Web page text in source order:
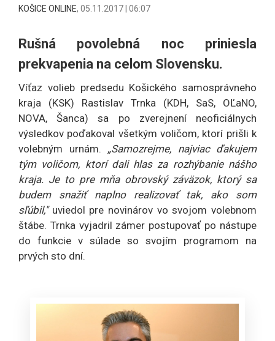
KOŠICE ONLINE, 05.11.2017 | 06:07
Rušná povolebná noc priniesla
prekvapenia na celom Slovensku.
Víťaz volieb predsedu Košického samosprávneho
kraja (KSK) Rastislav Trnka (KDH, SaS, OĽaNO,
NOVA, Šanca) sa po zverejnení neoficiálnych
výsledkov poďakoval všetkým voličom, ktorí prišli k
volebným urnám. „Samozrejme, najviac ďakujem
tým voličom, ktorí dali hlas za rozhýbanie nášho
kraja. Je to pre mňa obrovský záväzok, ktorý sa
budem snažiť naplno realizovať tak, ako som
sľúbil," uviedol pre novinárov vo svojom volebnom
štábe. Trnka vyjadril zámer postupovať po nástupe
do funkcie v súlade so svojím programom na
prvých sto dní.